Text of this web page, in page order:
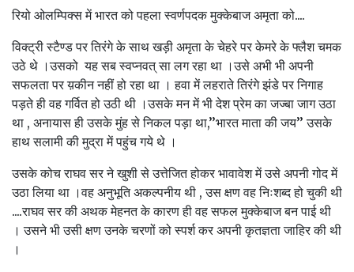
रियो ओलम्पिक्स में भारत को पहला स्वर्णपदक मुक्केबाज अमृता को....
विक्ट्री स्टैण्ड पर तिरंगे के साथ खड़ी अमृता के चेहरे पर केमरे के फ्लैश चमक
उठे थे ।उसको यह सब स्वप्नवत् सा लग रहा था ।उसे अभी भी अपनी
सफलता पर य़कीन नहीं हो रहा था । हवा में लहराते तिरंगे झंडे पर निगाह
पड़ते ही वह गर्वित हो उठी थी ।उसके मन में भी देश प्रेम का जज्बा जाग उठा
था , अनायास ही उसके मुंह से निकल पड़ा था,’’भारत माता की जय’’ उसके
हाथ सलामी की मुद्रा में पहुंच गये थे ।
उसके कोच राघव सर ने खुशी से उत्तेजित होकर भावावेश में उसे अपनी गोद में
उठा लिया था ।वह अनुभूति अकल्पनीय थी , उस क्षण वह निःशब्द हो चुकी थी
....राघव सर की अथक मेहनत के कारण ही वह सफल मुक्केबाज बन पाई थी
। उसने भी उसी क्षण उनके चरणों को स्पर्श कर अपनी कृतज्ञता जाहिर की थी
।